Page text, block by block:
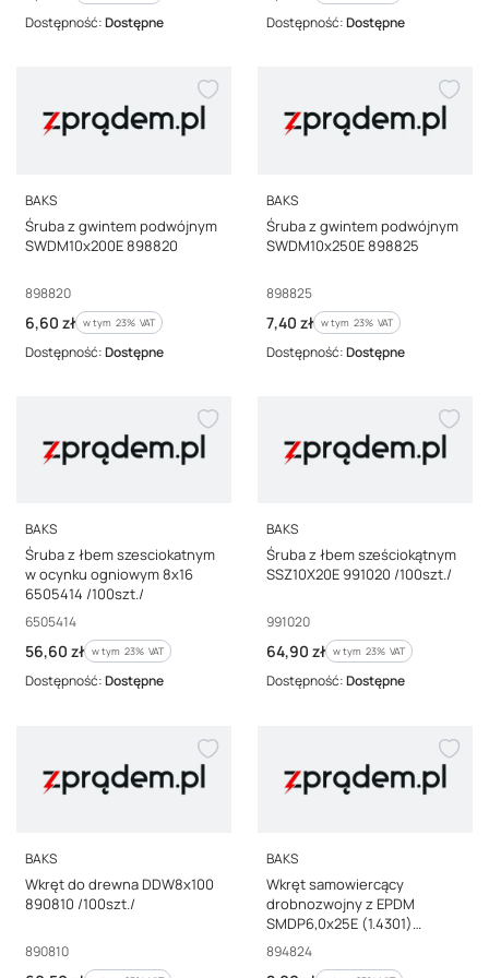
Dostępność:Dostępne Dostępność:Dostępne
PRODUCENT
BAKS
Śruba z gwintem podwójnym
SWDM10x200E 898820
Kod producenta
898820
Cena brutto
6,60 zł w tym %s VAT
w tym 23% VAT
Dostępność:Dostępne
PRODUCENT
BAKS
Śruba z gwintem podwójnym
SWDM10x250E 898825
Kod producenta
898825
Cena brutto
7,40 zł w tym %s VAT
w tym 23% VAT
Dostępność:Dostępne
PRODUCENT
BAKS
Śruba z łbem szesciokatnym
w ocynku ogniowym 8x16
6505414 /100szt./
Kod producenta
6505414
Cena brutto
56,60 zł w tym %s VAT
w tym 23% VAT
Dostępność:Dostępne
PRODUCENT
BAKS
Śruba z łbem sześciokątnym
SSZ10X20E 991020 /100szt./
Kod producenta
991020
Cena brutto
64,90 zł w tym %s VAT
w tym 23% VAT
Dostępność:Dostępne
PRODUCENT
BAKS
Wkręt do drewna DDW8x100
890810 /100szt./
Kod producenta
890810
PRODUCENT
BAKS
Wkręt samowiercący
drobnozwojny z EPDM
SMDP6,0x25E (1.4301)
894824
Kod producenta
894824